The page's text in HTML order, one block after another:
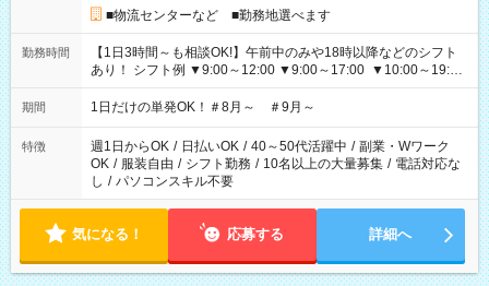
■物流センターなど ■勤務地選べます
勤務時間
【1日3時間～も相談OK!】午前中のみや18時以降などのシフト
あり！ シフト例 ▼9:00～12:00 ▼9:00～17:00 ▼10:00～19:00
▼18:00～21:00
期間 1日だけの単発OK！＃8月～ ＃9月～
特徴 週1日からOK / 日払いOK / 40～50代活躍中 / 副業・Wワーク
OK / 服装自由 / シフト勤務 / 10名以上の大量募集 / 電話対応な
し / パソコンスキル不要
気になる！ 応募する 詳細へ